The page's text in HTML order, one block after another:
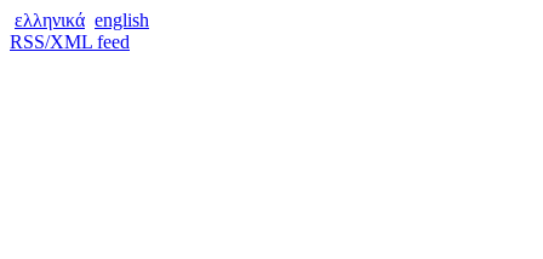
ελληνικά english
RSS/XML feed